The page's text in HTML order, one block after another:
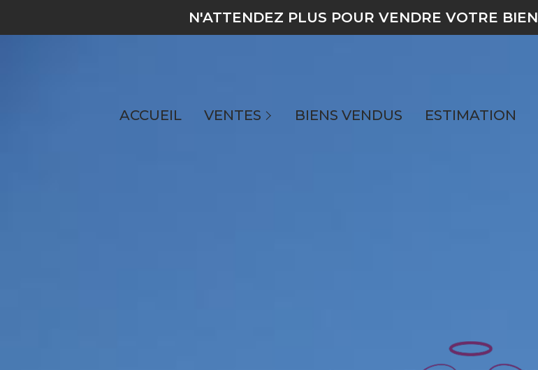
N'ATTENDEZ PLUS POUR VENDRE VOTRE BIEN
ACCUEIL VENTES
maisons BIENS VENDUS ESTIMATION